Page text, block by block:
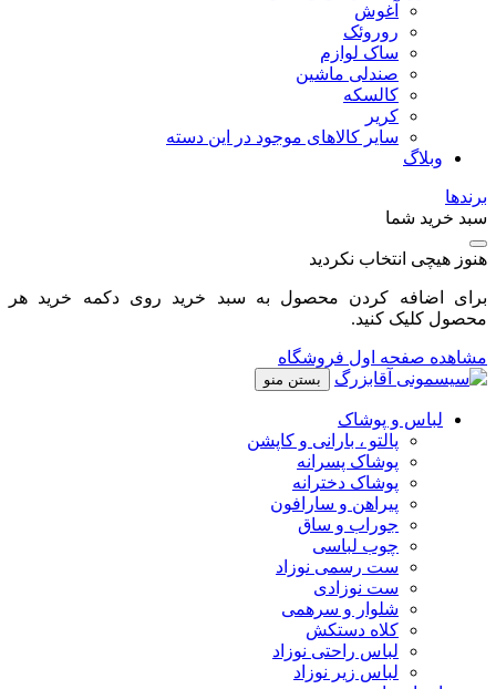
آغوش
روروئک
ساک لوازم
صندلی ماشین
کالسکه
کریر
سایر کالاهای موجود در این دسته
وبلاگ
برندها
سبد خرید شما
هنوز هیچی انتخاب نکردید
برای اضافه کردن محصول به سبد خرید روی دکمه خرید هر
محصول کلیک کنید.
مشاهده صفحه اول فروشگاه
بستن منو
لباس و پوشاک
پالتو ، بارانی و کاپشن
پوشاک پسرانه
پوشاک دخترانه
پیراهن و سارافون
جوراب و ساق
چوب لباسی
ست رسمی نوزاد
ست نوزادی
شلوار و سرهمی
کلاه دستکش
لباس راحتی نوزاد
لباس زیر نوزاد